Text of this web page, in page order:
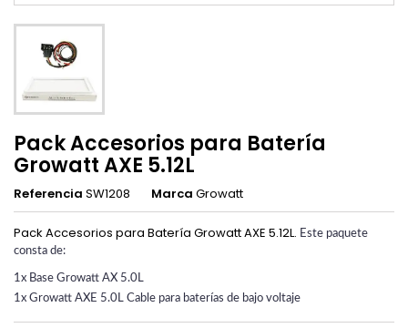
Pack Accesorios para Batería
Growatt AXE 5.12L
Referencia SW1208 Marca Growatt
Pack Accesorios para Batería Growatt AXE 5.12L. Este paquete
consta de:
1x Base Growatt AX 5.0L
1x Growatt AXE 5.0L Cable para baterías de bajo voltaje